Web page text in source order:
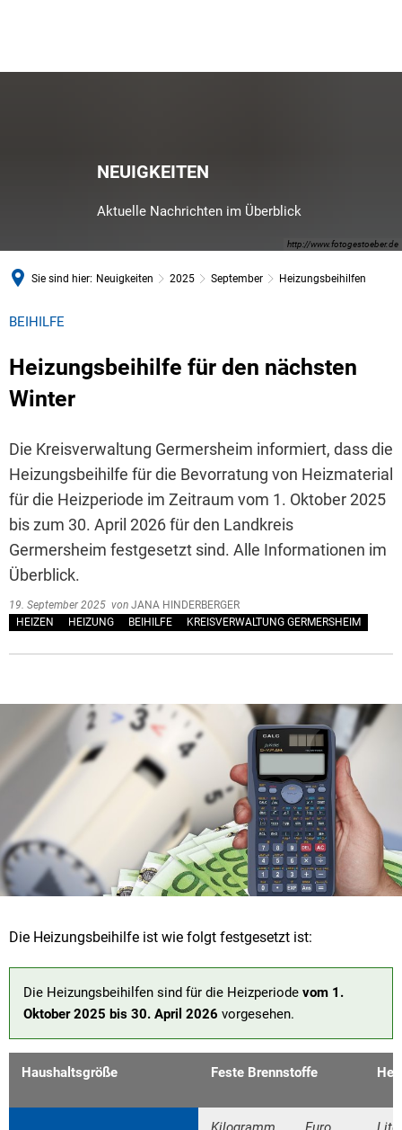
http://www.fotogestoeber.de
NEUIGKEITEN
Aktuelle Nachrichten im Überblick
Sie sind hier: Neuigkeiten 2025 September Heizungsbeihilfen
BEIHILFE
Heizungsbeihilfe für den nächsten
Winter
Die Kreisverwaltung Germersheim informiert, dass die
Heizungsbeihilfe für die Bevorratung von Heizmaterial
für die Heizperiode im Zeitraum vom 1. Oktober 2025
bis zum 30. April 2026 für den Landkreis
Germersheim festgesetzt sind. Alle Informationen im
Überblick.
19. September 2025 von JANA HINDERBERGER
HEIZEN
HEIZUNG BEIHILFE KREISVERWALTUNG GERMERSHEIM
Die Heizungsbeihilfe ist wie folgt festgesetzt ist:
Die Heizungsbeihilfen sind für die Heizperiode vom 1.
Oktober 2025 bis 30. April 2026 vorgesehen.
Haushaltsgröße Feste Brennstoffe